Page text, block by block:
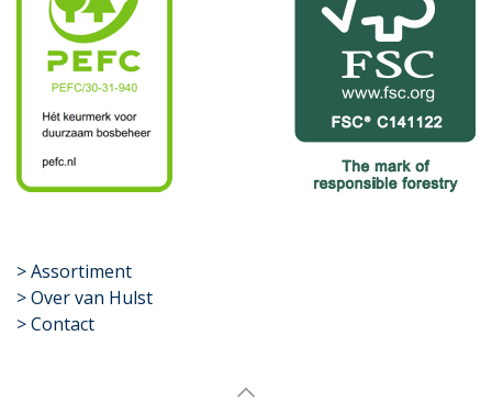
​>Assortiment
> Over van Hulst
> Contact